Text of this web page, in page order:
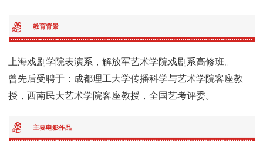
教育背景
上海戏剧学院表演系，解放军艺术学院戏剧系高修班。
曾先后受聘于：成都理工大学传播科学与艺术学院客座教
授，西南民大艺术学院客座教授，全国艺考评委。
主要电影作品